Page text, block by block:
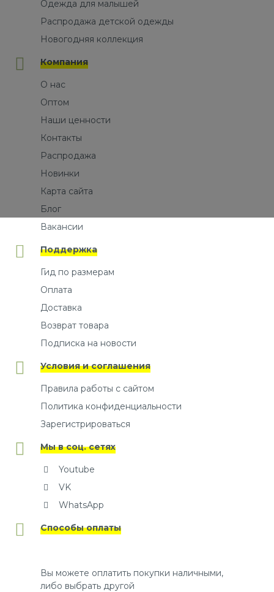
Одежда для малышей
Распродажа детской одежды
Новогодняя коллекция
Компания
О нас
Оптом
Наши ценности
Контакты
Распродажа
Новинки
Карта сайта
Блог
Вакансии
Поддержка
Гид по размерам
Оплата
Доставка
Возврат товара
Подписка на новости
Условия и соглашения
Правила работы с сайтом
Политика конфиденциальности
Зарегистрироваться
Мы в соц. сетях
Youtube
VK
WhatsApp
Способы оплаты
Вы можете оплатить покупки наличными,
либо выбрать другой